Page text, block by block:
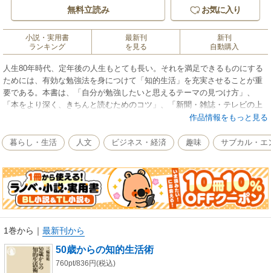
無料立読み お気に入り
小説・実用書
ランキング
最新刊
を見る
新刊
自動購入
人生80年時代、定年後の人生もとても長い。それを満足できるものにする
ためには、有効な勉強法を身につけて「知的生活」を充実させることが重
要である。本書は、「自分が勉強したいと思えるテーマの見つけ方」、
「本をより深く、きちんと読むためのコツ」、「新聞・雑誌・テレビの上
手な活用法」など、実際に使える、一生ものの勉強法を多数紹介。さらに
作品情報をもっと見る
暮らし・生活 人文 ビジネス・経済 趣味 サブカル・エ
1巻から ｜ 最新刊から
50歳からの知的生活術
760pt/836円(税込)